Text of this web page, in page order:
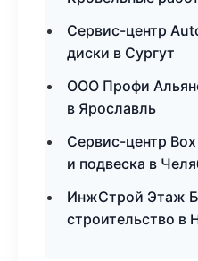
Сервис-центр
диски в Сургут
ООО Профи
в Ярославль
Сервис-центр
и подвеска в
ИнжСтрой Этаж
строительство в